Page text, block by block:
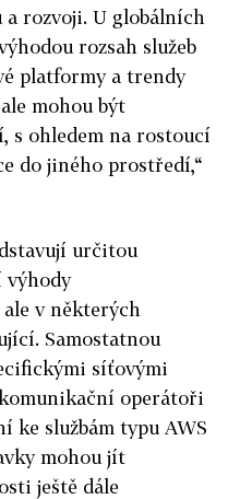
rozvoji. U globálních
rozsah služeb
platformy a trendy
mohou být
s ohledem na rostoucí
do jiného prostředí,“
určitou
výhody
v některých
Samostatnou
síťovými
operátoři
ke službám typu AWS
mohou jít
ještě dále